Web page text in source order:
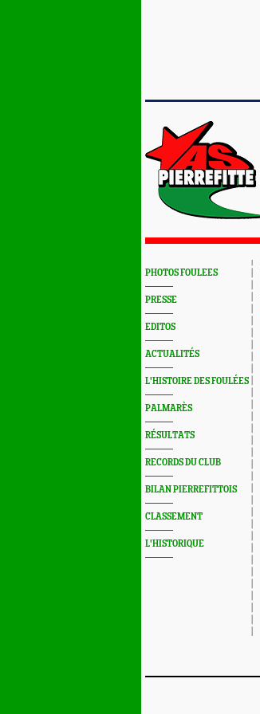
PHOTOS FOULEES
PRESSE
EDITOS
ACTUALITÉS
L'HISTOIRE DES FOULÉES
PALMARÈS
RÉSULTATS
RECORDS DU CLUB
BILAN PIERREFITTOIS
CLASSEMENT
L'HISTORIQUE